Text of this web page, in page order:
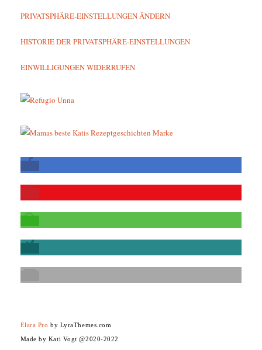
PRIVATSPHÄRE-EINSTELLUNGEN ÄNDERN
HISTORIE DER PRIVATSPHÄRE-EINSTELLUNGEN
EINWILLIGUNGEN WIDERRUFEN
Elara Pro by LyraThemes.com
Made by Kati Vogt @2020-2022